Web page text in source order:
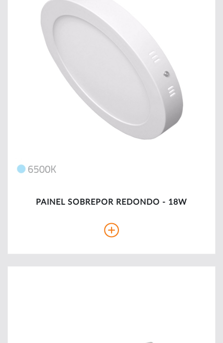
PAINEL SOBREPOR REDONDO - 18W